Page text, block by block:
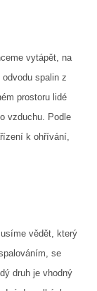
vytápět, na
spalin z
prostoru lidé
vzduchu. Podle
k ohřívání,
vědět, který
se
druh je vhodný